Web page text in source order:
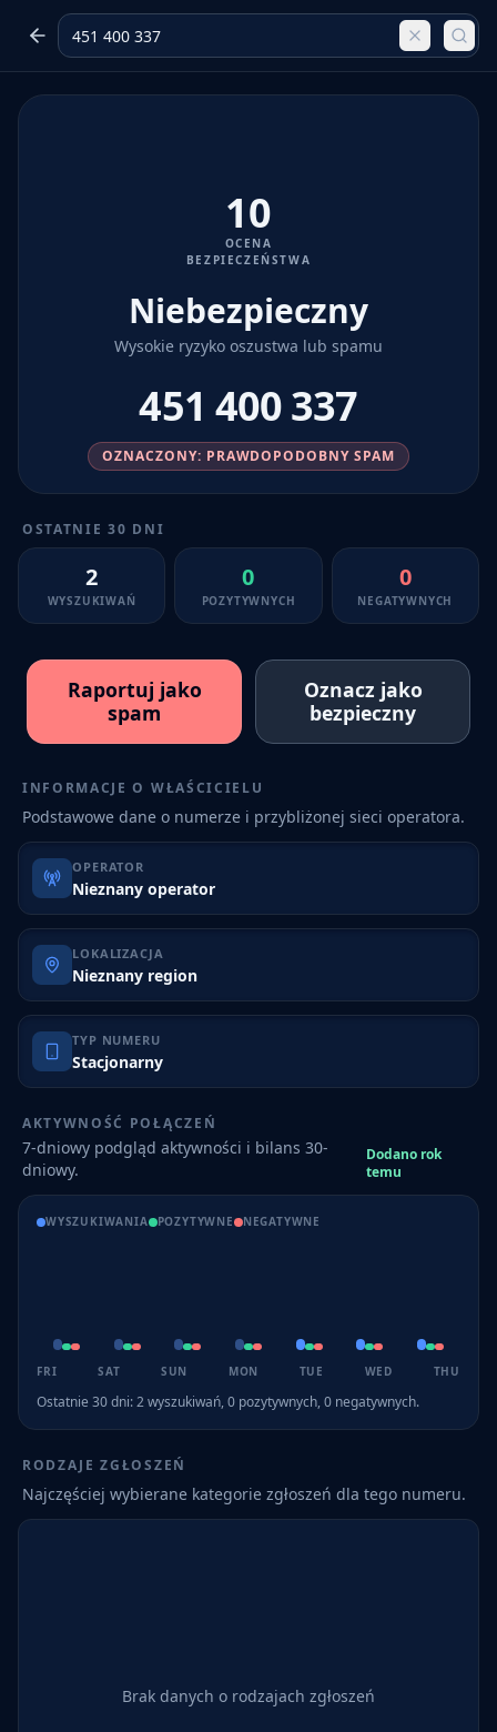
10
OCENA
BEZPIECZEŃSTWA
Niebezpieczny
Wysokie ryzyko oszustwa lub spamu
451 400 337
OZNACZONY: PRAWDOPODOBNY SPAM
OSTATNIE 30 DNI
2
WYSZUKIWAŃ
0
POZYTYWNYCH
0
NEGATYWNYCH
Raportuj jako
spam
Oznacz jako
bezpieczny
INFORMACJE O WŁAŚCICIELU
Podstawowe dane o numerze i przybliżonej sieci operatora.
OPERATOR
Nieznany operator
LOKALIZACJA
Nieznany region
TYP NUMERU
Stacjonarny
AKTYWNOŚĆ POŁĄCZEŃ
7-dniowy podgląd aktywności i bilans 30-
dniowy.
Dodano rok
temu
WYSZUKIWANIA POZYTYWNE NEGATYWNE
FRI SAT SUN MON TUE WED THU
Ostatnie 30 dni:2wyszukiwań,0 pozytywnych,0 negatywnych.
RODZAJE ZGŁOSZEŃ
Najczęściej wybierane kategorie zgłoszeń dla tego numeru.
Brak danych o rodzajach zgłoszeń